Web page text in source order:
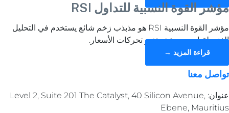
مؤشر القوة النسبية للتداول RSI
مؤشر القوة النسبية RSI هو مذبذب زخم شائع يستخدم في التحليل
الفني لقياس سرعة وتغير تحركات الأسعار.
قراءة المزيد →
تواصل معنا
عنوان: Level 2, Suite 201 The Catalyst, 40 Silicon Avenue,
Ebene, Mauritius